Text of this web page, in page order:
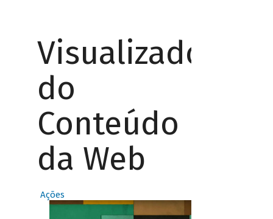
Visualizador
do
Conteúdo
da Web
Ações